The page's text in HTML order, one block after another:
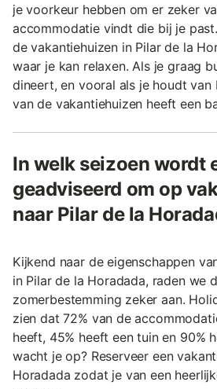
je voorkeur hebben om er zeker
accommodatie vindt die bij je
de vakantiehuizen in Pilar de la
waar je kan relaxen. Als je graag
dineert, en vooral als je houdt van
van de vakantiehuizen heeft een
In welk seizoen wordt
geadviseerd om op
naar Pilar de la
Kijkend naar de eigenschappen
in Pilar de la Horadada, raden we
zomerbestemming zeker aan.
zien dat 72% van de
heeft, 45% heeft een tuin en 90%
wacht je op? Reserveer een
Horadada zodat je van een